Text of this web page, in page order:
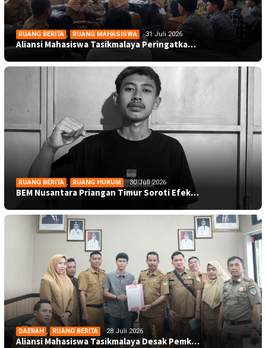
RUANG BERITA RUANG MAHASISWA 31 Juli 2026
Aliansi Mahasiswa Tasikmalaya Peringatka…
RUANG BERITA , RUANG HUKUM 30 Juli 2026
BEM Nusantara Priangan Timur Soroti Efek…
DAERAH , RUANG BERITA 28 Juli 2026
Aliansi Mahasiswa Tasikmalaya Desak Pemk…